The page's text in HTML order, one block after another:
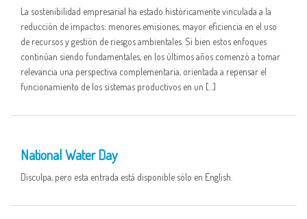
La sostenibilidad empresarial ha estado históricamente vinculada a la
reducción de impactos: menores emisiones, mayor eficiencia en el uso
de recursos y gestión de riesgos ambientales. Si bien estos enfoques
continúan siendo fundamentales, en los últimos años comenzó a tomar
relevancia una perspectiva complementaria, orientada a repensar el
funcionamiento de los sistemas productivos en un […]
National Water Day
Disculpa, pero esta entrada está disponible sólo en English.